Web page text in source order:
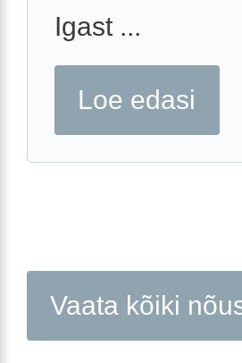
Igast ...
Loe edasi
Vaata kõiki